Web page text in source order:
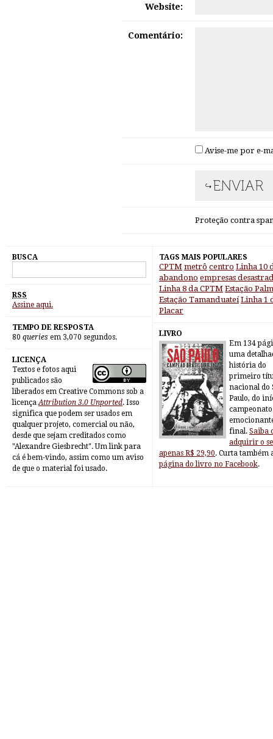
Website:
Comentário:
Avise-me por e-
Proteção contra
BUSCA
RSS
Assine aqui.
TEMPO DE RESPOSTA
80 queries em 3,070 segundos.
LICENÇA
Textos e fotos aqui
publicados são
liberados em Creative Commons sob a
licençaAttribution 3.0 Unported. Isso
significa que podem ser usados em
qualquer projeto, comercial ou não,
desde que sejam creditados como
"Alexandre Giesbrecht". Um link para
cá é bem-vindo, assim como um aviso
de que o material foi usado.
TAGS MAIS POPULARES
CPTM metrô centro Linha 10
abandono empresas
Linha 8 da CPTM Estação
Estação Tamanduateí Linha 1
Placar
LIVRO
Em 134
uma
história do
primeiro
nacional do
Paulo, do
campeonato
final. Saiba
adquirir o
apenas R$ 29,90. Curta também
página do livro no Facebook.